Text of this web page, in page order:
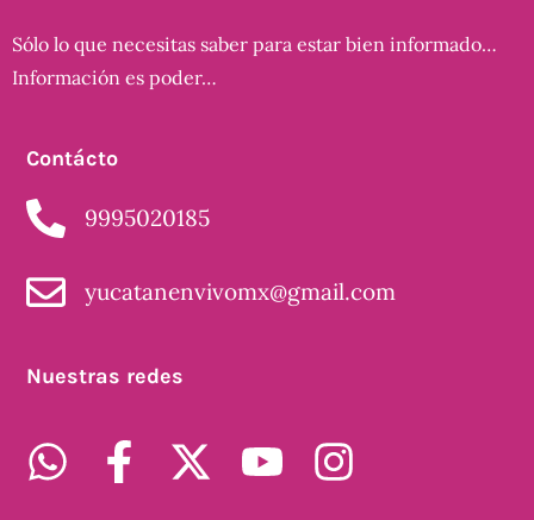
Sólo lo que necesitas saber para estar bien informado…
Información es poder…
Contácto
9995020185
yucatanenvivomx@gmail.com
Nuestras redes